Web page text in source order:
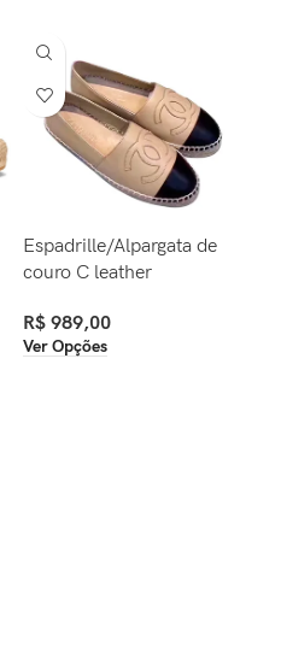
Espadrille/Alpargata de
couro C leather
R$ 989,00
Ver Opções